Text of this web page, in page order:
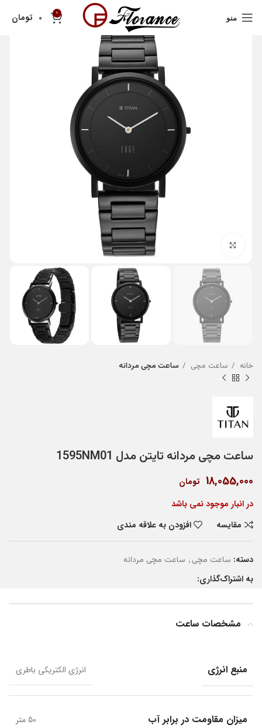
منو 0
0 تومان
خانه ساعت مچی ساعت مچی مردانه
ساعت مچی مردانه تایتن مدل 1595NM01
18,055,000 تومان
در انبار موجود نمی باشد
مقایسه
افزودن به علاقه مندی
دسته: ساعت مچی, ساعت مچی مردانه
به اشتراک‌گذاری:
مشخصات ساعت
منبع انرژی انرژی الکتریکی باطری
میزان مقاومت در برابر آب 50 متر